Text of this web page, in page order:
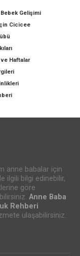
Bebek Gelişimi
Cicicee
Haftalar
anne babalar için
ilgili bilgi edinebilir,
göre
Anne Baba
Rehberi
ulaşabilirsiniz.